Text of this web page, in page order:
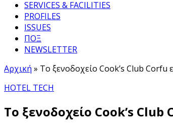
SERVICES & FACILITIES
PROFILES
ISSUES
ΠΟΞ
NEWSLETTER
Αρχική » Το ξενοδοχείο Cook’s Club Corfu
HOTEL TECH
Το ξενοδοχείο Cook’s